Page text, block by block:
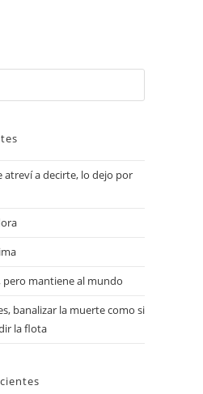
atreví a decirte, lo dejo por
pero mantiene al mundo
banalizar la muerte como si
la flota